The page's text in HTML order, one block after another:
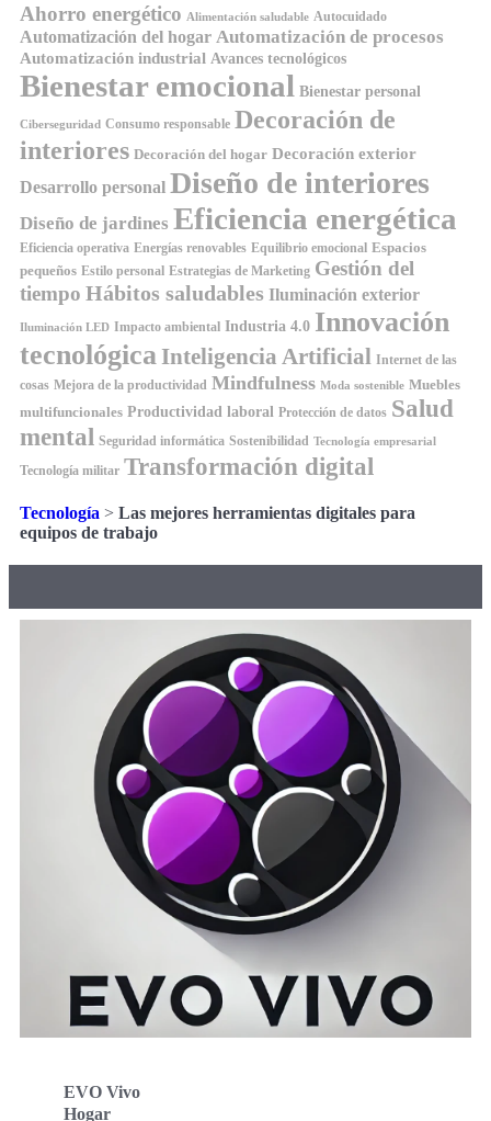
Ahorro energético Alimentación saludable Autocuidado
Automatización del hogar Automatización de procesos
Automatización industrial Avances tecnológicos
Bienestar emocional Bienestar personal
Ciberseguridad Consumo responsable Decoración de
interiores Decoración del hogar Decoración exterior
Desarrollo personal Diseño de interiores
Diseño de jardines Eficiencia energética
Eficiencia operativa Energías renovables Equilibrio emocional Espacios
pequeños Estilo personal Estrategias de Marketing Gestión del
tiempo Hábitos saludables Iluminación exterior
Iluminación LED Impacto ambiental Industria 4.0 Innovación
tecnológica Inteligencia Artificial Internet de las
cosas Mejora de la productividad Mindfulness Moda sostenible Muebles
multifuncionales Productividad laboral Protección de datos Salud
mental Seguridad informática Sostenibilidad Tecnología empresarial
Tecnología militar Transformación digital
Tecnología > Las mejores herramientas digitales para
equipos de trabajo
EVO Vivo
Hogar